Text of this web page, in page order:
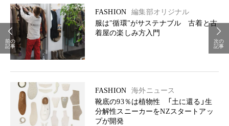
FASHION
編集部オリジナル
服は"循環"がサステナブル 古着と古
着屋の楽しみ方入門
FASHION
海外ニュース
靴底の93％は植物性 「土に還る」生
分解性スニーカーをNZスタートアッ
プが開発
前の
記事
次の
記事